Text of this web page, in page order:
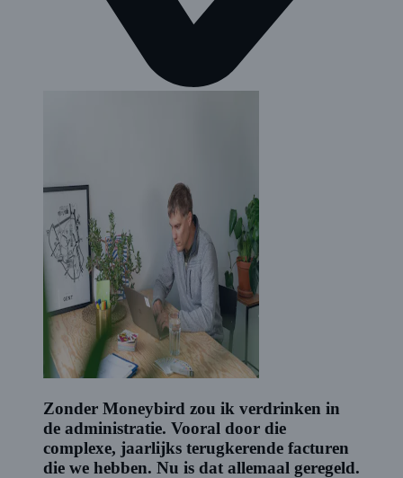
Zonder Moneybird zou ik verdrinken in
de administratie. Vooral door die
complexe, jaarlijks terugkerende facturen
die we hebben. Nu is dat allemaal geregeld.